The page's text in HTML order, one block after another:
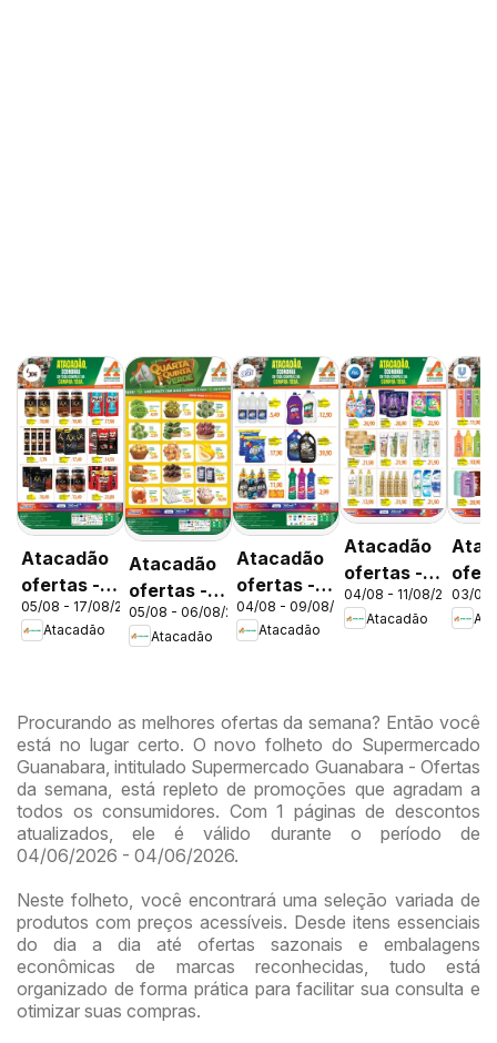
Atacadão
ofertas -
DF
05/08 - 17/08/2026
Atacadão
Atacadão
ofertas -
DF
05/08 - 06/08/2026
Atacadão
Atacadão
ofertas -
DF
04/08 - 09/08/2026
Atacadão
Atacadão
ofertas -
DF
04/08 - 11/08/2026
Atacadão
DF
03/08
Procurando as melhores ofertas da semana? Então você
está no lugar certo. O novo folheto do Supermercado
Guanabara, intitulado Supermercado Guanabara - Ofertas
da semana, está repleto de promoções que agradam a
todos os consumidores. Com 1 páginas de descontos
atualizados, ele é válido durante o período de
04/06/2026 - 04/06/2026.
Neste folheto, você encontrará uma seleção variada de
produtos com preços acessíveis. Desde itens essenciais
do dia a dia até ofertas sazonais e embalagens
econômicas de marcas reconhecidas, tudo está
organizado de forma prática para facilitar sua consulta e
otimizar suas compras.